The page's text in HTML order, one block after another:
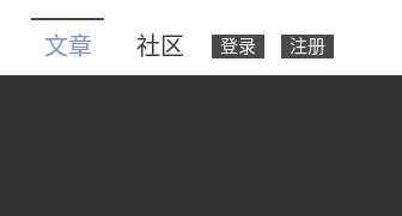
文章 社区 登录 注册